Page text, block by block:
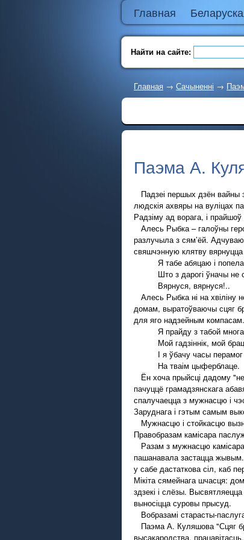
Главная
Найти на сайте:
Главная → Сачыненні →
Паэма А.
Падзеі першых дзён вайны
людскія ахвяры на вуліцах
Радзіму ад ворага, і
Алесь Рыбка – галоўны
разлучыла з сям’ёй.
свяшчэнную клятву
Я табе абяцаю і
Што з дарогі ўначы не
Вярнуся, вярнуся!..
Алесь Рыбка ні на хвіліну
домам, выратоўваючы сцяг
для яго надзейным компасам.
Я прайду з табой
Мой гадзіннік, мой
І я ўбачу часы перамог
На тваім цыферблаце.
Ён хоча прыйсці дадому
пачуццё грамадзянскага
спалучаецца з мужнасцю і
Заруднага і гэтым самым
Мужнасцю і стойкасцю
Правобразам камісара
Разам з мужнасцю
пашанавала застацца
у сабе дастаткова сіл, каб
Мікіта сямейнага шчасця:
здзекі і слёзы.
выносіцца суровы прысуд.
Вобразамі старасты-
Паэма А. Куляшова "Сцяг
высакародства,